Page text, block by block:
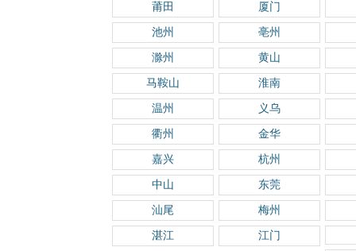
莆田 厦门
池州 亳州
滁州 黄山
马鞍山 淮南
温州 义乌
衢州 金华
嘉兴 杭州
中山 东莞
汕尾 梅州
湛江 江门